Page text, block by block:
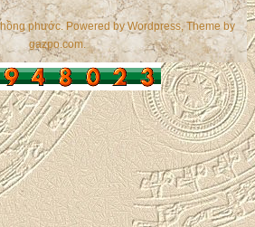
phước. Powered byWordpress , Theme by
gazpo.com.